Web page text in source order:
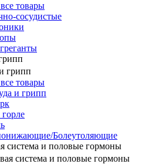
товары
сосудистые
грипп
товары
и грипп
Болеутоляющие
система и половые гормоны
система и половые гормоны